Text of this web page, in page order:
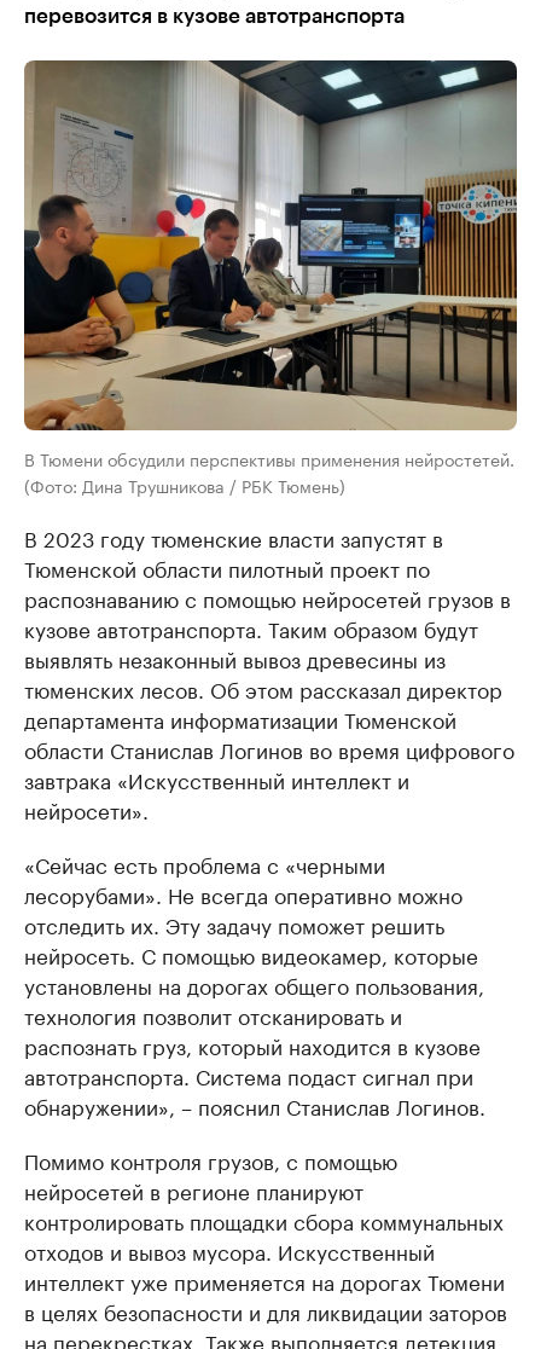
перевозится в кузове автотранспорта
В Тюмени обсудили перспективы применения нейростетей.
(Фото: Дина Трушникова / РБК Тюмень)
В 2023 году тюменские власти запустят в
Тюменской области пилотный проект по
распознаванию с помощью нейросетей грузов в
кузове автотранспорта. Таким образом будут
выявлять незаконный вывоз древесины из
тюменских лесов. Об этом рассказал директор
департамента информатизации Тюменской
области Станислав Логинов во время цифрового
завтрака «Искусственный интеллект и
нейросети».
«Сейчас есть проблема с «черными
лесорубами». Не всегда оперативно можно
отследить их. Эту задачу поможет решить
нейросеть. С помощью видеокамер, которые
установлены на дорогах общего пользования,
технология позволит отсканировать и
распознать груз, который находится в кузове
автотранспорта. Система подаст сигнал при
обнаружении», – пояснил Станислав Логинов.
Помимо контроля грузов, с помощью
нейросетей в регионе планируют
контролировать площадки сбора коммунальных
отходов и вывоз мусора. Искусственный
интеллект уже применяется на дорогах Тюмени
в целях безопасности и для ликвидации заторов
на перекрестках. Также выполняется детекция